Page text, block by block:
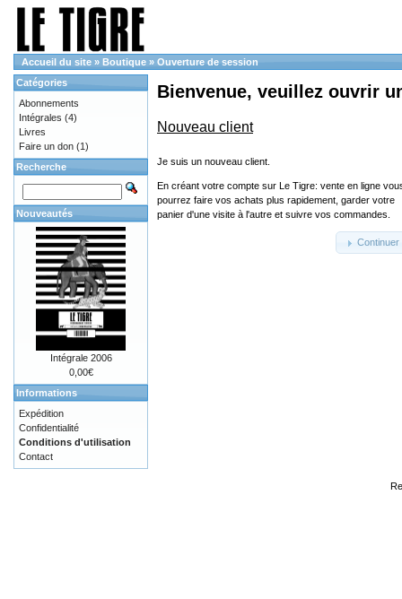
Accueil du site » Boutique » Ouverture de session
Bienvenue, veuillez ouvrir
Nouveau client
Je suis un nouveau client.
En créant votre compte sur Le Tigre: vente en ligne
pourrez faire vos achats plus rapidement, garder votre
panier d'une visite à l'autre et suivre vos commandes.
Continuer
Catégories
Abonnements
Intégrales (4)
Livres
Faire un don (1)
Recherche
Nouveautés
Intégrale 2006
0,00€
Informations
Expédition
Confidentialité
Conditions d'utilisation
Contact